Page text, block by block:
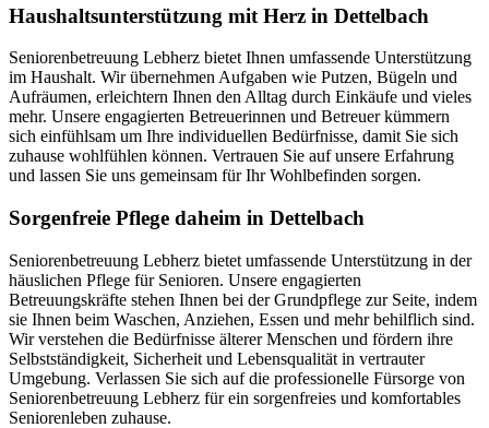
Haushalts­unterstützung mit Herz in Dettelbach
Seniorenbetreuung Lebherz bietet Ihnen umfassende Unterstützung
im Haushalt. Wir übernehmen Aufgaben wie Putzen, Bügeln und
Aufräumen, erleichtern Ihnen den Alltag durch Einkäufe und vieles
mehr. Unsere engagierten Betreuerinnen und Betreuer kümmern
sich einfühlsam um Ihre individuellen Bedürfnisse, damit Sie sich
zuhause wohlfühlen können. Vertrauen Sie auf unsere Erfahrung
und lassen Sie uns gemeinsam für Ihr Wohlbefinden sorgen.
Sorgenfreie Pflege daheim in Dettelbach
Seniorenbetreuung Lebherz bietet umfassende Unterstützung in der
häuslichen Pflege für Senioren. Unsere engagierten
Betreuungskräfte stehen Ihnen bei der Grundpflege zur Seite, indem
sie Ihnen beim Waschen, Anziehen, Essen und mehr behilflich sind.
Wir verstehen die Bedürfnisse älterer Menschen und fördern ihre
Selbstständigkeit, Sicherheit und Lebensqualität in vertrauter
Umgebung. Verlassen Sie sich auf die professionelle Fürsorge von
Seniorenbetreuung Lebherz für ein sorgenfreies und komfortables
Seniorenleben zuhause.